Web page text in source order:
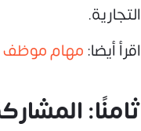
التجارية.
اقرأ أيضا:مهام موظف
ثامنًا: